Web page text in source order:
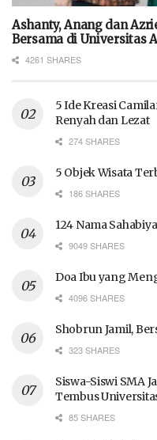
Ashanty, Anang dan
Bersama di Universitas
4261 SHARES
5 Ide Kreasi
Renyah dan Lezat
274 SHARES
5 Objek Wisata
186 SHARES
124 Nama
9049 SHARES
Doa Ibu yang
4096 SHARES
Shobrun Jamil,
323 SHARES
Siswa-Siswi SMA
Tembus
85 SHARES